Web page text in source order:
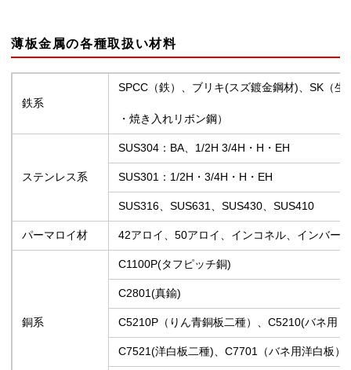
薄板金属の各種取扱い材料
鉄系
SPCC（鉄）、ブリキ(スズ鍍金鋼材)、SK（生
・焼き入れリボン鋼）
ステンレス系
SUS304：BA、1/2H 3/4H・H・EH
SUS301：1/2H・3/4H・H・EH
SUS316、SUS631、SUS430、SUS410
パーマロイ材 42アロイ、50アロイ、インコネル、インバー
銅系
C1100P(タフピッチ銅)
C2801(真鍮)
C5210P（りん青銅板二種）、C5210(バネ用
C7521(洋白板二種)、C7701（バネ用洋白板）